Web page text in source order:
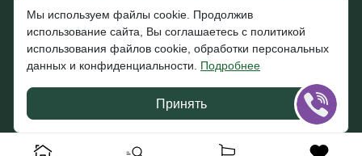
4.7★★★★★
★★★★★
Мы используем файлы cookie. Продолжив
использование сайта, Вы соглашаетесь с политикой
использования файлов cookie, обработки персональных
данных и конфиденциальности.
Подробнее
Принять